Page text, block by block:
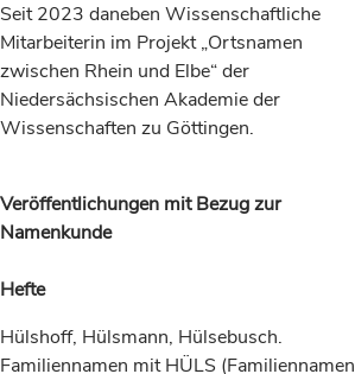
Seit 2023 daneben Wissenschaftliche
Mitarbeiterin im Projekt „Ortsnamen
zwischen Rhein und Elbe“ der
Niedersächsischen Akademie der
Wissenschaften zu Göttingen.
Veröffentlichungen mit Bezug zur
Namenkunde
Hefte
Hülshoff, Hülsmann, Hülsebusch.
Familiennamen mit HÜLS (Familiennamen